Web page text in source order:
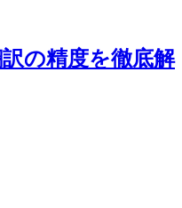
の精度を徹底解